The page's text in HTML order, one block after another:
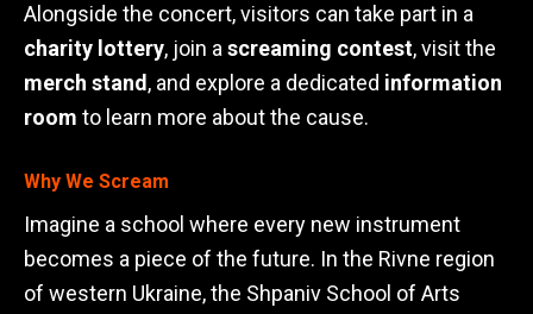
Alongside the concert, visitors can take part in a
charity lottery, join a screaming contest, visit the
merch stand , and explore a dedicated information
room to learn more about the cause.
Why We Scream
Imagine a school where every new instrument
becomes a piece of the future. In the Rivne region
of western Ukraine, the Shpaniv School of Arts